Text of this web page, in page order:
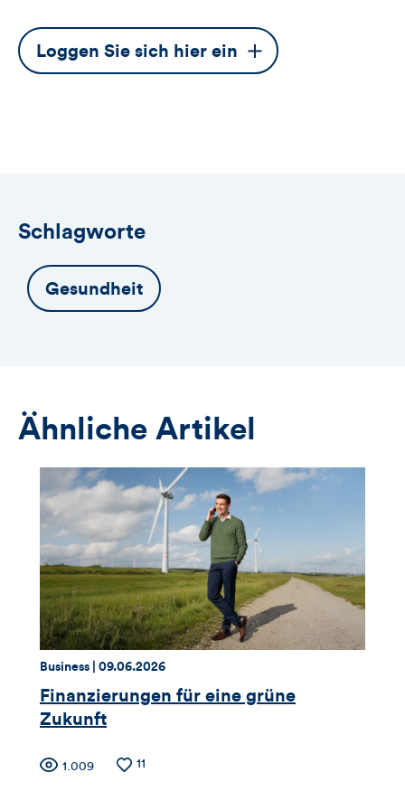
Dieser
Button
Loggen Sie sich hier ein
Schlagworte
Gesundheit
Ähnliche Artikel
Thema:
Business | Datum:
09.06.2026
Finanzierungen für eine grüne
Zukunft
Zähler
Anzahl1.009
Anzahl
11